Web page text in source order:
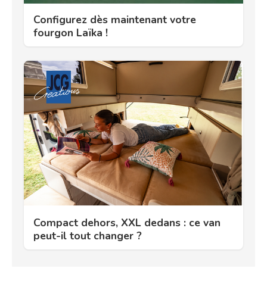
Configurez dès maintenant votre
fourgon Laïka !
Compact dehors, XXL dedans : ce van
peut-il tout changer ?